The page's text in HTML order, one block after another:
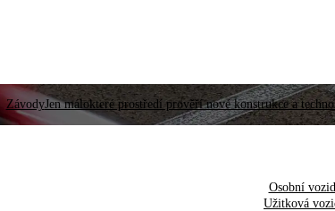
ZávodyJen málokteré prostředí prověří nové konstrukce a
Osobní
Užitková